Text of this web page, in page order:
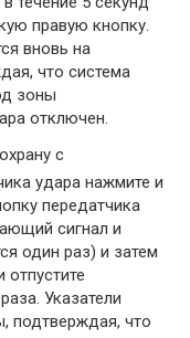
правую кнопку.
вновь на
что система
зоны
отключен.
с
удара нажмите и
передатчика
сигнал и
один раз) и затем
отпустите
Указатели
подтверждая, что